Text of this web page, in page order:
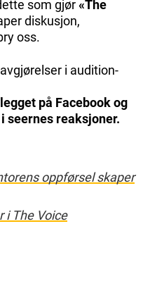
som gjør«The
diskusjon,
oss.
i audition-
på Facebook og
seernes reaksjoner.
oppførsel skaper
i The Voice